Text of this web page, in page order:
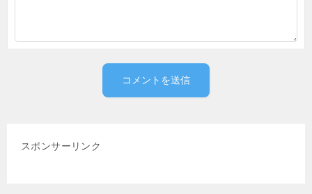
スポンサーリンク